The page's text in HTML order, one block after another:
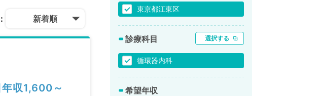
新着順
年収1,600～
東京都江東区
診療科目 選択する
循環器内科
希望年収